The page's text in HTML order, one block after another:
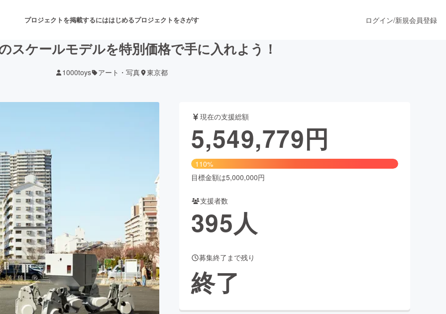
プロジェクトを掲載するにははじめるプロジェクトをさがす
舞台・パフォーマンス
ゲーム・サービス開発 ファッション
書籍・雑誌出版 アニメ・漫画
チャレンジ ビューティー・ヘルスケア
CAMPFIRE for Social GoodCAMPFIRE Creation
CAMPFIREふるさと納税machi-yaコミュニティ
ログイン/新規会員登録
スケールモデルを特別価格で手に入れよう！
1000toys アート・写真 東京都
現在の支援総額
5,549,779円
110%
目標金額は5,000,000円
支援者数
395人
募集終了まで残り
終了